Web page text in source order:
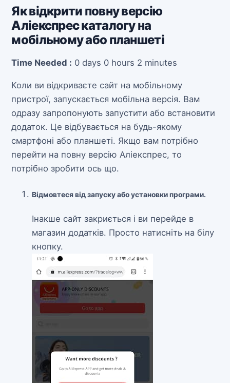
Як відкрити повну версію
Аліекспрес каталогу на
мобільному або планшеті
Time Needed : 0 days 0 hours 2 minutes
Коли ви відкриваєте сайт на мобільному
пристрої, запускається мобільна версія. Вам
одразу запропонують запустити або встановити
додаток. Це відбувається на будь-якому
смартфоні або планшеті. Якщо вам потрібно
перейти на повну версію Аліекспрес, то
потрібно зробити ось що.
Відмовтеся від запуску або установки програми.
Інакше сайт закриється і ви перейде в
магазин додатків. Просто натисніть на білу
кнопку.